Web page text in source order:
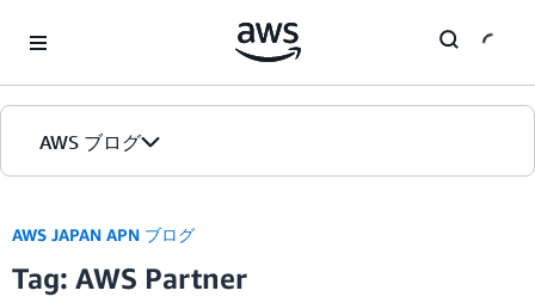
AWS ブログ
カテゴリ
AWS JAPAN APN ブログ
Tag: AWS Partner